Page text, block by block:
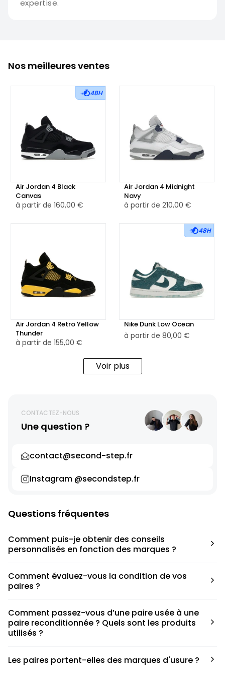
expertise.
Nos meilleures ventes
48H
Air Jordan 4 Black
Canvas
à partir de 160,00 €
Air Jordan 4 Midnight
Navy
à partir de 210,00 €
Air Jordan 4 Retro Yellow
Thunder
à partir de 155,00 €
48H
Nike Dunk Low Ocean
à partir de 80,00 €
Voir plus
CONTACTEZ-NOUS
Une question ?
contact@second-step.fr
Instagram @secondstep.fr
Questions fréquentes
Comment puis-je obtenir des conseils
personnalisés en fonction des marques ?
pour déterminer la taille appropriée, que ce soit une taille
en dessous, au-dessus ou correspondant à votre taille
Comment évaluez-vous la condition de vos
paires ?
défauts spécifiques de chaque paire.
Comment passez-vous d’une paire usée à une
paire reconditionnée ? Quels sont les produits
utilisés ?
ont fait de cette passion leur métier afin de reconditionner
Les paires portent-elles des marques d'usure ?